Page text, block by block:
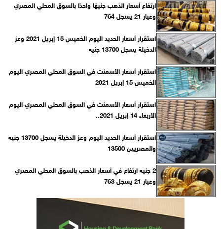
ارتفاع أسعار الذهب جنيهًا واحدًا بالسوق المحلي المصري
وعيار 21 يسجل 764
استقرار أسعار الحديد اليوم الخميس 15 إبريل 2021 وعز
الدخيلة يسجل 13700 جنيه
استقرار أسعار الأسمنت في السوق المحلي المصري اليوم
الخميس 15 إبريل 2021
استقرار أسعار الأسمنت في السوق المحلي المصري اليوم
الأربعاء 14 إبريل 2021..
استقرار أسعار الحديد اليوم وعز الدخيلة يسجل 13700 جنيه
والمصريين 13500
2 جنيه ارتفاع في أسعار الذهب بالسوق المحلي المصري
وعيار 21 يسجل 763